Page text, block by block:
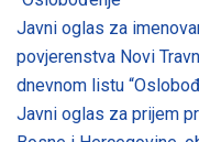
Javni oglas za
povjerenstva Novi
dnevnom listu
Javni oglas za prijem